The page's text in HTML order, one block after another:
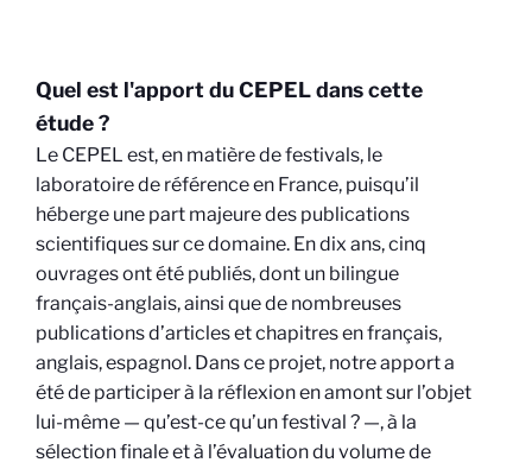
Quel est l'apport du CEPEL dans cette
étude ?
Le CEPEL est, en matière de festivals, le
laboratoire de référence en France, puisqu’il
héberge une part majeure des publications
scientifiques sur ce domaine. En dix ans, cinq
ouvrages ont été publiés, dont un bilingue
français-anglais, ainsi que de nombreuses
publications d’articles et chapitres en français,
anglais, espagnol. Dans ce projet, notre apport a
été de participer à la réflexion en amont sur l’objet
lui-même — qu’est-ce qu’un festival ? —, à la
sélection finale et à l’évaluation du volume de